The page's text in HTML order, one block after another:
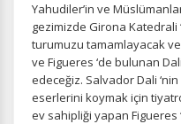
Yahudiler’in ve
gezimizde Girona
turumuzu tamamlayacak
ve Figueres ‘de bulunan
edeceğiz. Salvador Dali
eserlerini koymak için
ev sahipliği yapan Figueres